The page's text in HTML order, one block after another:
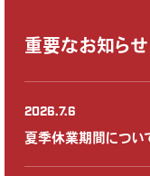
重要なお知らせ
2026.7.6
夏季休業期間につい